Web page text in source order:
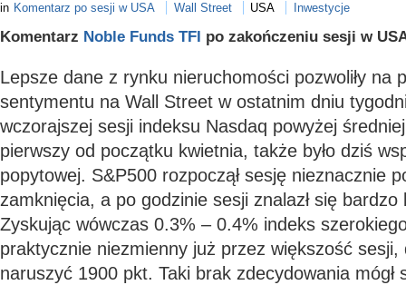
in Komentarz po sesji w USA Wall Street USA Inwestycje
Komentarz Noble Funds TFI po zakończeniu sesji w
Lepsze dane z rynku nieruchomości pozwoliły na
sentymentu na Wall Street w ostatnim dniu
wczorajszej sesji indeksu Nasdaq powyżej
pierwszy od początku kwietnia, także było dziś
popytowej. S&P500 rozpoczął sesję nieznacznie
zamknięcia, a po godzinie sesji znalazł się bardzo
Zyskując wówczas 0.3% – 0.4% indeks
praktycznie niezmienny już przez większość sesji,
naruszyć 1900 pkt. Taki brak zdecydowania mógł